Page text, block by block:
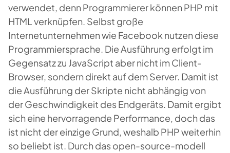
verwendet, denn Programmierer können PHP mit
HTML verknüpfen. Selbst große
Internetunternehmen wie Facebook nutzen diese
Programmiersprache. Die Ausführung erfolgt im
Gegensatz zu JavaScript aber nicht im Client-
Browser, sondern direkt auf dem Server. Damit ist
die Ausführung der Skripte nicht abhängig von
der Geschwindigkeit des Endgeräts. Damit ergibt
sich eine hervorragende Performance, doch das
ist nicht der einzige Grund, weshalb PHP weiterhin
so beliebt ist. Durch das open-source-modell